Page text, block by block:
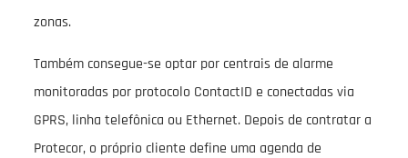
zonas.
Também consegue-se optar por centrais de alarme
monitoradas por protocolo ContactID e conectadas via
GPRS, linha telefônica ou Ethernet. Depois de contratar a
Protecor, o próprio cliente define uma agenda de